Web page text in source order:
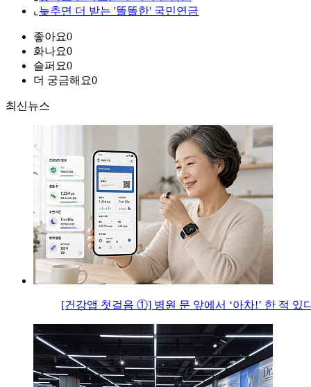
⌞ 늦추면 더 받는 '똘똘한' 국민연금
좋아요0
화나요0
슬퍼요0
더 궁금해요0
최신뉴스
[건강앱 첫걸음 ①] 병원 문 앞에서 ‘아차!’ 한 적 있